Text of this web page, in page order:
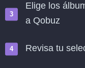
Elige los
a Qobuz
Revisa tu